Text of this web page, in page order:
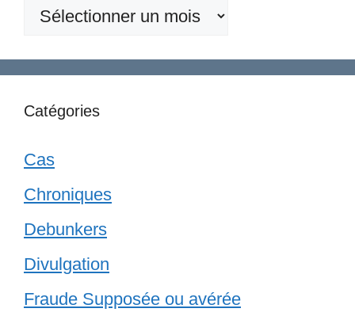
Anciennes
Catégories
Cas
Chroniques
Debunkers
Divulgation
Fraude Supposée ou avérée